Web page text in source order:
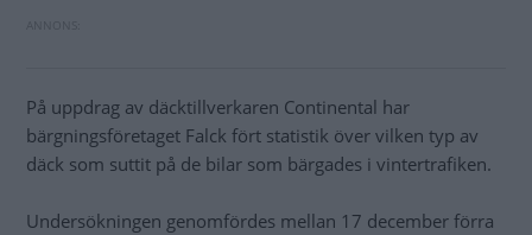
På uppdrag av däcktillverkaren Continental har
bärgningsföretaget Falck fört statistik över vilken typ av
däck som suttit på de bilar som bärgades i vintertrafiken.
Undersökningen genomfördes mellan 17 december förra